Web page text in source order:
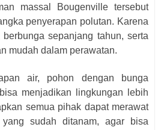
massal Bougenville tersebut
penyerapan polutan. Karena
sepanjang tahun, serta
mudah dalam perawatan.
air, pohon dengan bunga
menjadikan lingkungan lebih
semua pihak dapat merawat
sudah ditanam, agar bisa